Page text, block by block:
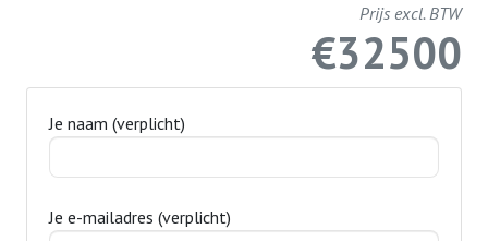
Prijs excl. BTW
€32500
Je naam (verplicht)
Je e-mailadres (verplicht)